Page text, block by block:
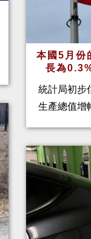
本國5月份
長為
統計局初步
生產總值增